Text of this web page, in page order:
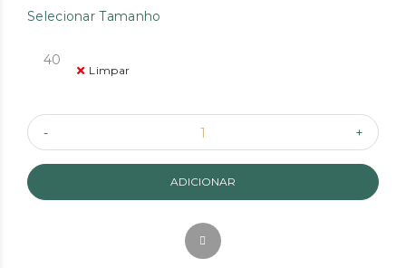
Selecionar Tamanho
40
Limpar
ADICIONAR